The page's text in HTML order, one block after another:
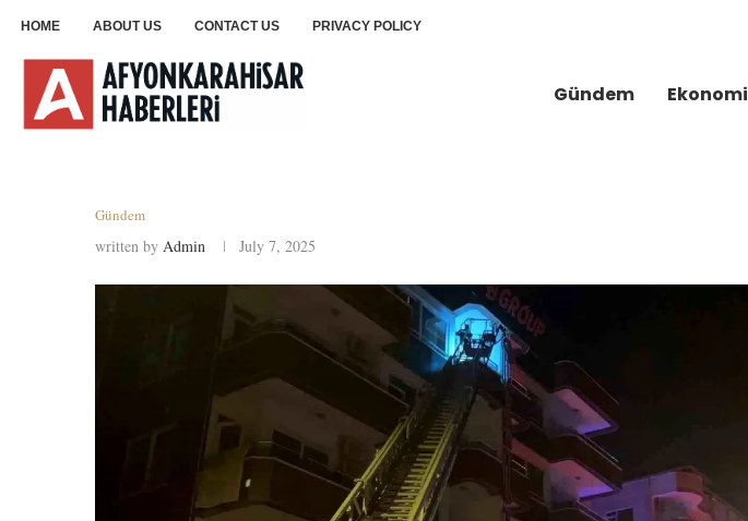
HOME ABOUT US CONTACT US PRIVACY POLICY
Gündem Ekonomi
Gündem
written by Admin July 7, 2025